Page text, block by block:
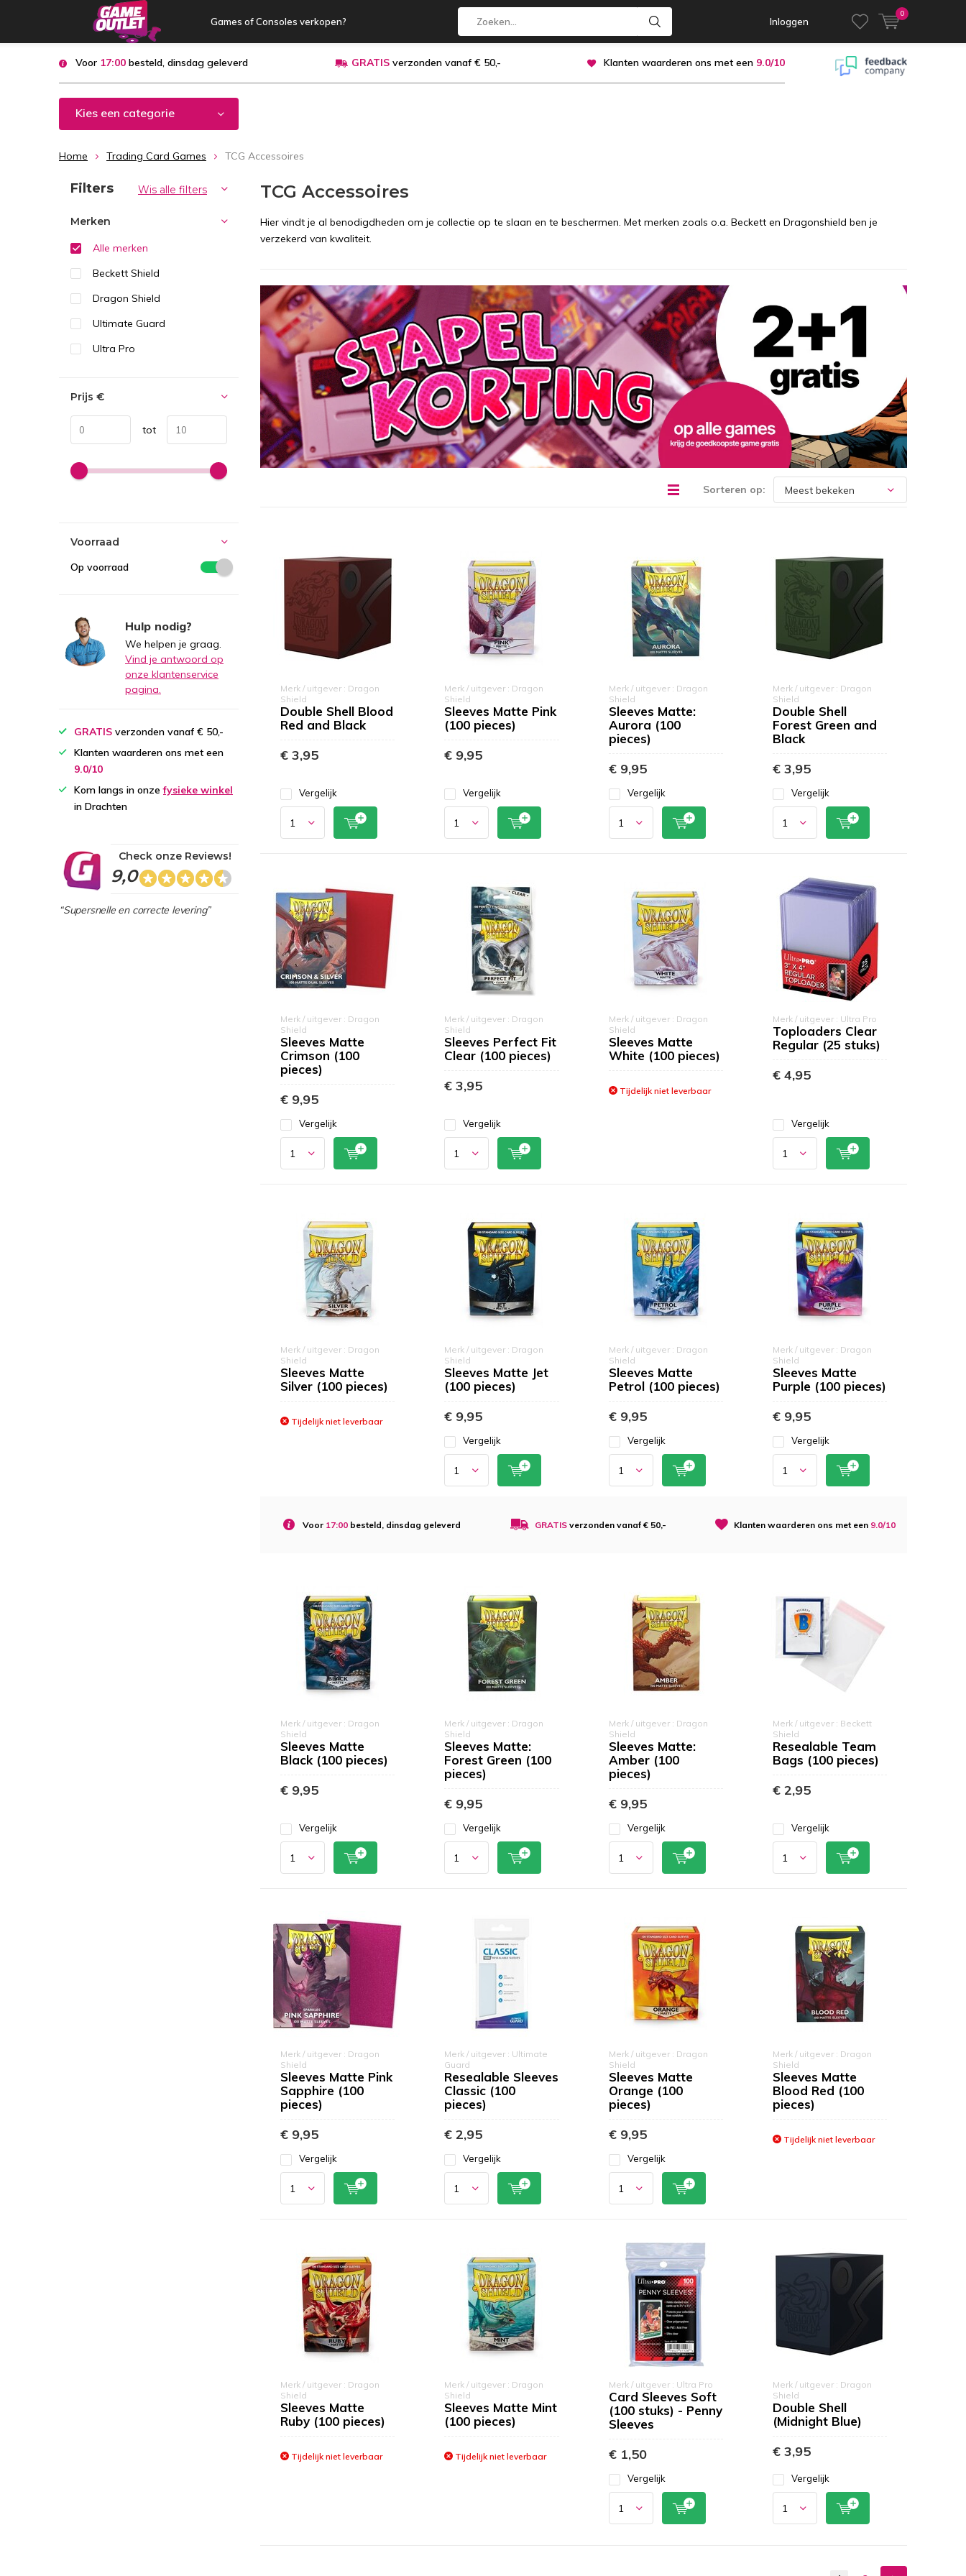
Games of Consoles verkopen? Inloggen
0
Voor 17:00 besteld, dinsdag geleverd GRATISverzonden vanaf € 50,- Klanten waarderen ons met een 9.0/10
Kies een categorie
Home Trading Card Games TCG Accessoires
TCG Accessoires
Hier vindt je al benodigdheden om je collectie op te slaan en te beschermen. Met merken zoals o.a. Beckett en Dragonshield ben je
verzekerd van kwaliteit.
Sorteren op:
Merk / uitgever : Dragon
Shield
Double Shell Blood
Red and Black
€ 3,95
Vergelijk
Merk / uitgever : Dragon
Shield
Sleeves Matte Pink
(100 pieces)
€ 9,95
Vergelijk
Merk / uitgever : Dragon
Shield
Sleeves Matte:
Aurora (100
pieces)
€ 9,95
Vergelijk
Merk / uitgever : Dragon
Shield
Double Shell
Forest Green and
Black
€ 3,95
Vergelijk
Merk / uitgever : Dragon
Shield
Sleeves Matte
Crimson (100
pieces)
€ 9,95
Vergelijk
Merk / uitgever : Dragon
Shield
Sleeves Perfect Fit
Clear (100 pieces)
€ 3,95
Vergelijk
Merk / uitgever : Dragon
Shield
Sleeves Matte
White (100 pieces)
Tijdelijk niet leverbaar
Merk / uitgever : Ultra Pro
Toploaders Clear
Regular (25 stuks)
€ 4,95
Vergelijk
Merk / uitgever : Dragon
Shield
Sleeves Matte
Silver (100 pieces)
Tijdelijk niet leverbaar
Merk / uitgever : Dragon
Shield
Sleeves Matte Jet
(100 pieces)
€ 9,95
Vergelijk
Merk / uitgever : Dragon
Shield
Sleeves Matte
Petrol (100 pieces)
€ 9,95
Vergelijk
Merk / uitgever : Dragon
Shield
Sleeves Matte
Purple (100 pieces)
€ 9,95
Vergelijk
Voor 17:00 besteld, dinsdag geleverd GRATISverzonden vanaf € 50,- Klanten waarderen ons met een 9.0/10
Merk / uitgever : Dragon
Shield
Sleeves Matte
Black (100 pieces)
€ 9,95
Vergelijk
Merk / uitgever : Dragon
Shield
Sleeves Matte:
Forest Green (100
pieces)
€ 9,95
Vergelijk
Merk / uitgever : Dragon
Shield
Sleeves Matte:
Amber (100
pieces)
€ 9,95
Vergelijk
Merk / uitgever : Beckett
Shield
Resealable Team
Bags (100 pieces)
€ 2,95
Vergelijk
Merk / uitgever : Dragon
Shield
Sleeves Matte Pink
Sapphire (100
pieces)
€ 9,95
Vergelijk
Merk / uitgever : Ultimate
Guard
Resealable Sleeves
Classic (100
pieces)
€ 2,95
Vergelijk
Merk / uitgever : Dragon
Shield
Sleeves Matte
Orange (100
pieces)
€ 9,95
Vergelijk
Merk / uitgever : Dragon
Shield
Sleeves Matte
Blood Red (100
pieces)
Tijdelijk niet leverbaar
Merk / uitgever : Dragon
Shield
Sleeves Matte
Ruby (100 pieces)
Tijdelijk niet leverbaar
Merk / uitgever : Dragon
Shield
Sleeves Matte Mint
(100 pieces)
Tijdelijk niet leverbaar
Merk / uitgever : Ultra Pro
Card Sleeves Soft
(100 stuks) - Penny
Sleeves
€ 1,50
Vergelijk
Merk / uitgever : Dragon
Shield
Double Shell
(Midnight Blue)
€ 3,95
Vergelijk
Sorteren op:
Filters Wis alle filters
Merken
Alle merken
Beckett Shield
Dragon Shield
Ultimate Guard
Ultra Pro
Prijs €
tot
Voorraad
Op voorraad
Hulp nodig?
We helpen je graag.
Vind je antwoord op
onze klantenservice
pagina.
GRATIS verzonden vanaf € 50,-
Klanten waarderen ons met een
9.0/10
Kom langs in onzefysieke winkel
in Drachten
9,0
Check onze Reviews!
“Supersnelle en correcte levering”